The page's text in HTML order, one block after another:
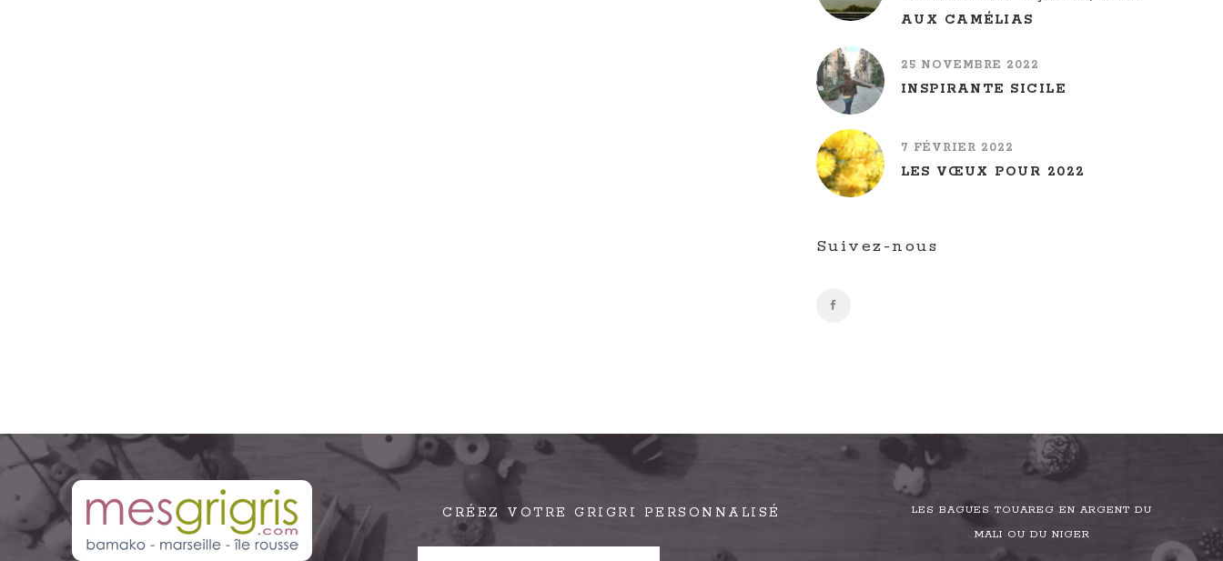
AUX CAMÉLIAS
25 NOVEMBRE 2022
INSPIRANTE SICILE
7 FÉVRIER 2022
LES VŒUX POUR 2022
Suivez-nous
CRÉEZ VOTRE GRIGRI PERSONNALISÉ
LES BAGUES TOUAREG EN ARGENT DU
MALI OU DU NIGER